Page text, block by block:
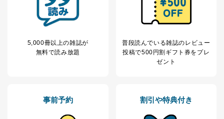
5,000冊以上の雑誌が
無料で読み放題
普段読んでいる雑誌のレビュー
投稿で500円割ギフト券をプレ
ゼント
事前予約 割引や特典付き